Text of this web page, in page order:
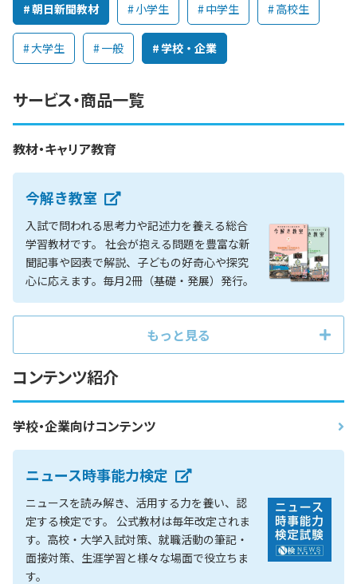
朝日新聞教材 小学生 中学生 高校生
大学生 一般 学校・企業
サービス・商品一覧
教材・キャリア教育
今解き教室
入試で問われる思考力や記述力を養える総合
学習教材です。 社会が抱える問題を豊富な新
聞記事や図表で解説、子どもの好奇心や探究
心に応えます。毎月2冊（基礎・発展）発行。
もっと見る
コンテンツ紹介
学校・企業向けコンテンツ
ニュース時事能力検定
ニュースを読み解き、活用する力を養い、認
定する検定です。 公式教材は毎年改定されま
す。高校・大学入試対策、就職活動の筆記・
面接対策、生涯学習と様々な場面で役立ちま
す。